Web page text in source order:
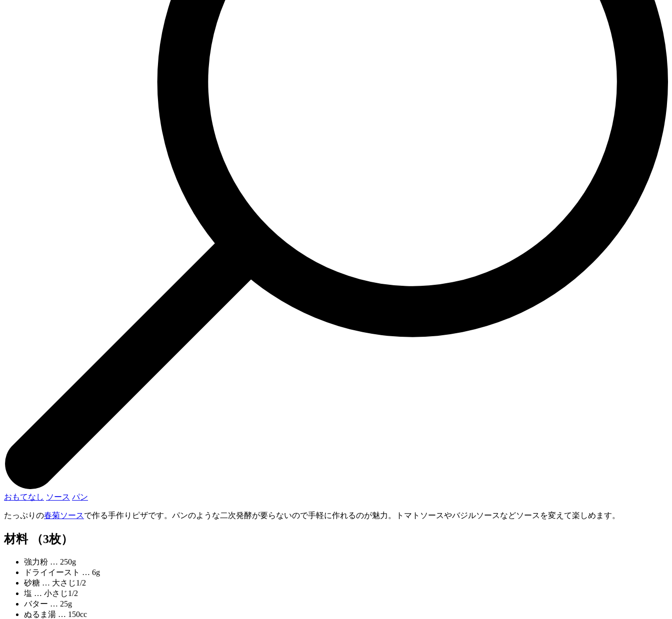
おもてなし ソース パン
たっぷりの春菊ソースで作る手作りピザです。パンのような二次発酵が要らないので手軽に作れるのが魅力。トマトソースやバジルソースなどソースを変えて楽しめます。
材料 （3枚）
強力粉 … 250g
ドライイースト … 6g
砂糖 … 大さじ1/2
塩 … 小さじ1/2
バター … 25g
ぬるま湯 … 150cc